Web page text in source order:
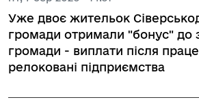
Уже двоє жительок
громади отримали "бонус" до
громади - виплати після
релоковані підприємства